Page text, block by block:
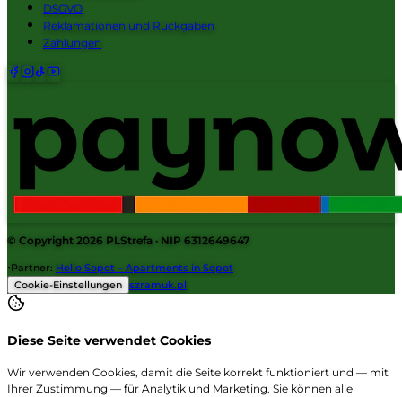
DSGVO
Reklamationen und Rückgaben
Zahlungen
© Copyright 2026 PLStrefa · NIP 6312649647
·Partner: Hello Sopot – Apartments in Sopot
Cookie-Einstellungen szramuk.pl
Diese Seite verwendet Cookies
Wir verwenden Cookies, damit die Seite korrekt funktioniert und — mit
Ihrer Zustimmung — für Analytik und Marketing. Sie können alle